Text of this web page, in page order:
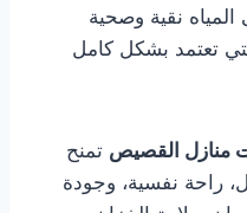
المياه نقية وصحية
تعتمد بشكل كامل
منازل القصيص تمنح
راحة نفسية، وجودة